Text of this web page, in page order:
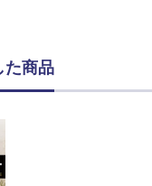
た商品